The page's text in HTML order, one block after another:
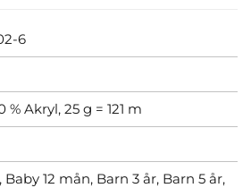
6
% Akryl, 25 g = 121 m
Baby 12 mån, Barn 3 år, Barn 5 år,